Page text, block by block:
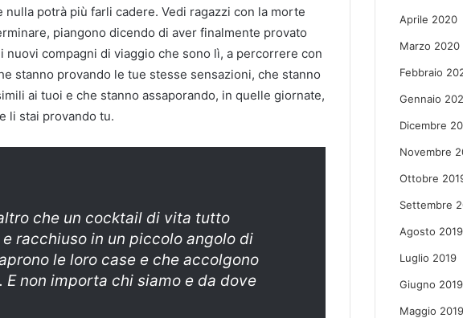
potrà più farli cadere. Vedi ragazzi con la morte
piangono dicendo di aver finalmente provato
compagni di viaggio che sono lì, a percorrere con
stanno provando le tue stesse sensazioni, che stanno
ai tuoi e che stanno assaporando, in quelle giornate,
li stai provando tu.
che un cocktail di vita tutto
racchiuso in un piccolo angolo di
le loro case e che accolgono
non importa chi siamo e da dove
Aprile 2020
Marzo 2020
Febbraio
Gennaio
Dicembre
Novembre
Ottobre
Settembre
Agosto 2019
Luglio 2019
Giugno 2019
Maggio 2019